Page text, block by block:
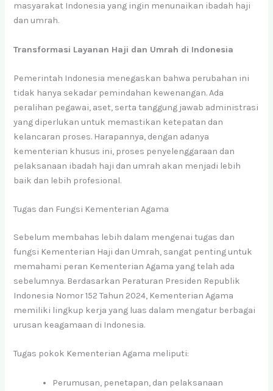
masyarakat Indonesia yang ingin menunaikan ibadah haji
dan umrah.
Transformasi Layanan Haji dan Umrah di Indonesia
Pemerintah Indonesia menegaskan bahwa perubahan ini
tidak hanya sekadar pemindahan kewenangan. Ada
peralihan pegawai, aset, serta tanggung jawab administrasi
yang diperlukan untuk memastikan ketepatan dan
kelancaran proses. Harapannya, dengan adanya
kementerian khusus ini, proses penyelenggaraan dan
pelaksanaan ibadah haji dan umrah akan menjadi lebih
baik dan lebih profesional.
Tugas dan Fungsi Kementerian Agama
Sebelum membahas lebih dalam mengenai tugas dan
fungsi Kementerian Haji dan Umrah, sangat penting untuk
memahami peran Kementerian Agama yang telah ada
sebelumnya. Berdasarkan Peraturan Presiden Republik
Indonesia Nomor 152 Tahun 2024, Kementerian Agama
memiliki lingkup kerja yang luas dalam mengatur berbagai
urusan keagamaan di Indonesia.
Tugas pokok Kementerian Agama meliputi:
Perumusan, penetapan, dan pelaksanaan